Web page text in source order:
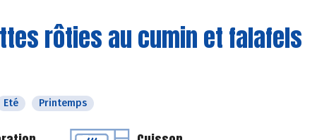
rôties au cumin et falafels
Eté Printemps